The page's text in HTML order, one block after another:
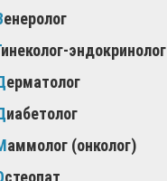
Венеролог
Гинеколог-эндокринолог
Дерматолог
Диабетолог
Маммолог (онколог)